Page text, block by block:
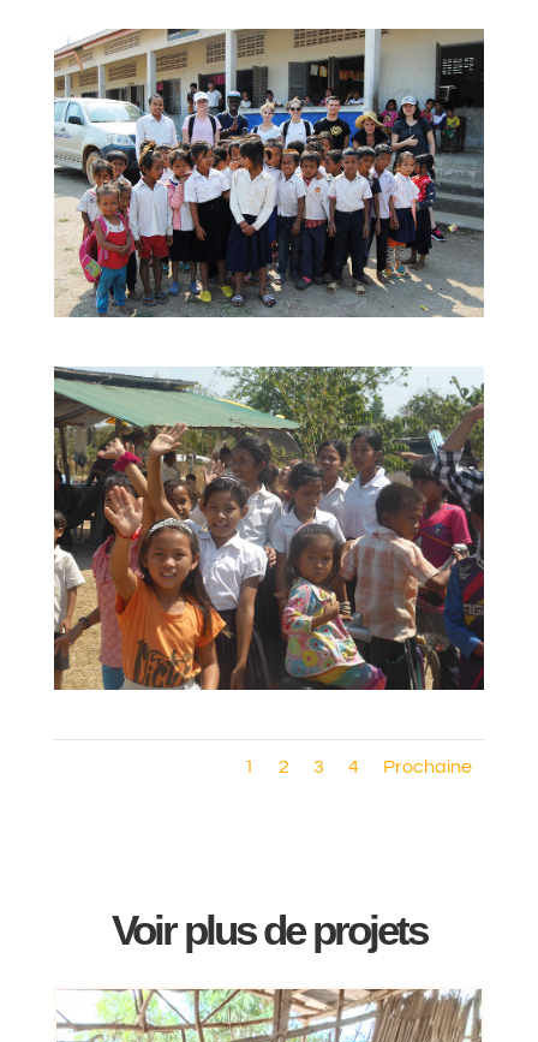
1 2 3 4 Prochaine
Voir plus de projets